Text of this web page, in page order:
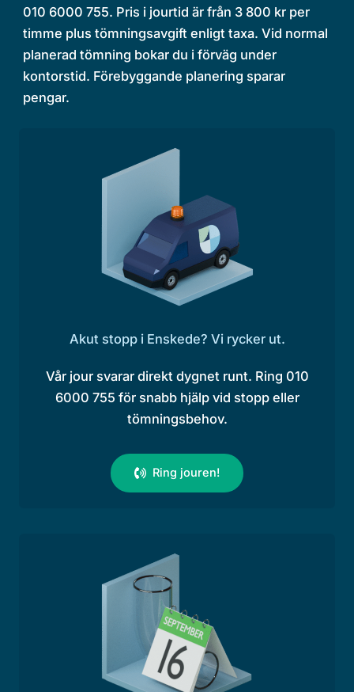
010 6000 755. Pris i jourtid är från 3 800 kr per
timme plus tömningsavgift enligt taxa. Vid normal
planerad tömning bokar du i förväg under
kontorstid. Förebyggande planering sparar
pengar.
Akut stopp i Enskede? Vi rycker ut.
Vår jour svarar direkt dygnet runt. Ring 010
6000 755 för snabb hjälp vid stopp eller
tömningsbehov.
Ring jouren!